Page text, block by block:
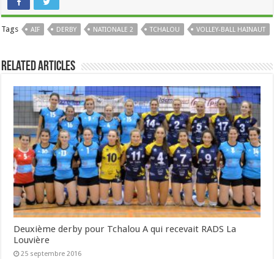
Tags AIF DERBY NATIONALE 2 TCHALOU VOLLEY-BALL HAINAUT
Related Articles
Deuxième derby pour Tchalou A qui recevait RADS La
Louvière
25 septembre 2016